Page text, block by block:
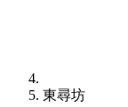
東尋坊